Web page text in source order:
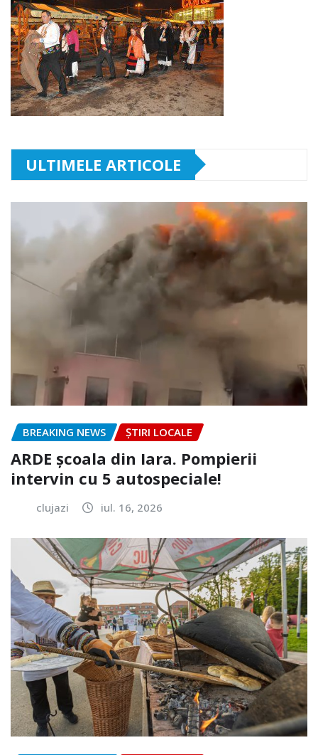
ULTIMELE ARTICOLE
BREAKING NEWS ȘTIRI LOCALE
ARDE școala din Iara. Pompierii
intervin cu 5 autospeciale!
clujazi iul. 16, 2026